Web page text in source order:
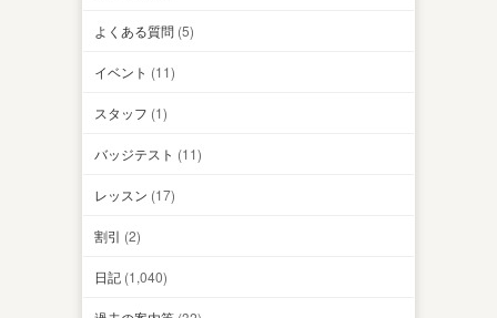
よくある質問 (5)
イベント (11)
スタッフ (1)
バッジテスト (11)
レッスン (17)
割引 (2)
日記 (1,040)